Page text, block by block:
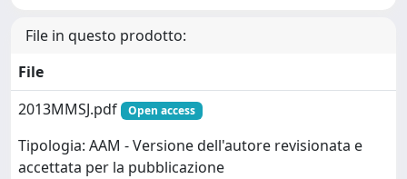
File in questo prodotto:
File
2013MMSJ.pdf
Open access
Tipologia: AAM - Versione dell'autore revisionata e
accettata per la pubblicazione